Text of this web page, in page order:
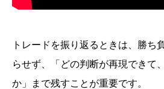
トレードを振り返るときは、勝ち
らせず、「どの判断が再現できて
か」まで残すことが重要です。